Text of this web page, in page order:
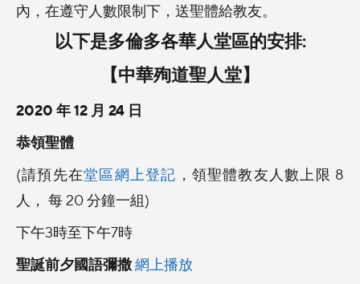
內，在遵守人數限制下，送聖體給教友。
以下是多倫多各華人堂區的安排:
【中華殉道聖人堂】
2020 年 12 月 24 日
恭領聖體
(請預先在堂區網上登記 ，領聖體教友人數上限 8
人， 每 20 分鐘一組)
下午3時至下午7時
聖誕前夕國語彌撒網上播放